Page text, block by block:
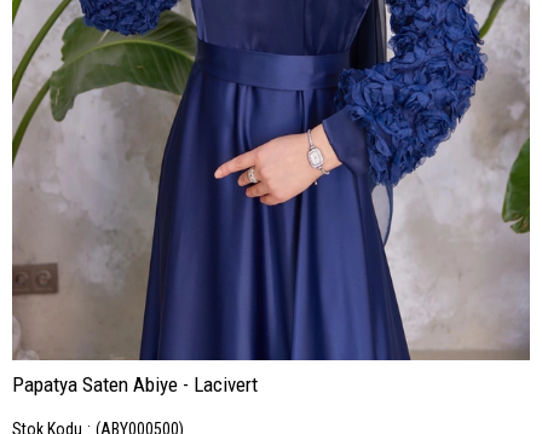
Papatya Saten Abiye - Lacivert
Stok Kodu (ABY000500)